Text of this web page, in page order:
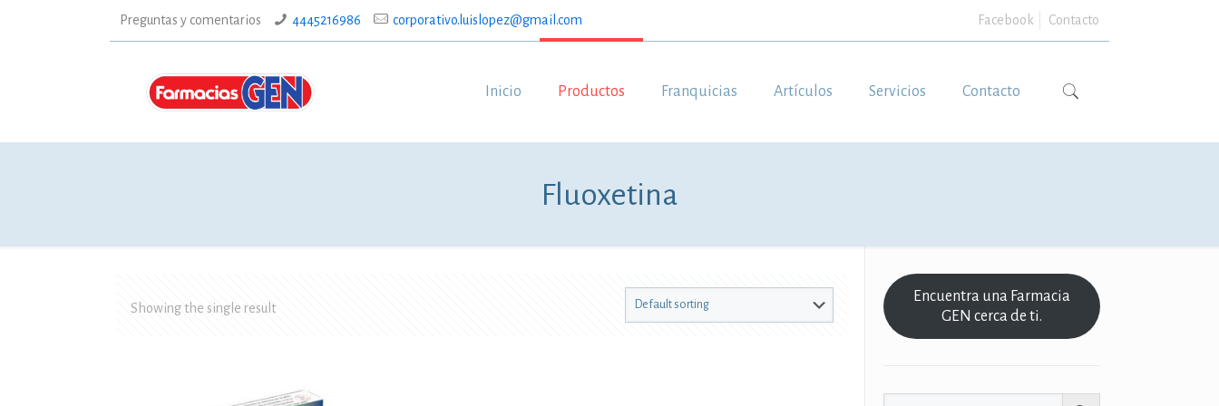
Preguntas y comentarios 4445216986 corporativo.luislopez@gmail.com Facebook Contacto
Inicio Productos Franquicias Artículos Servicios Contacto
Fluoxetina
Showing the single result
Encuentra una Farmacia
GEN cerca de ti.